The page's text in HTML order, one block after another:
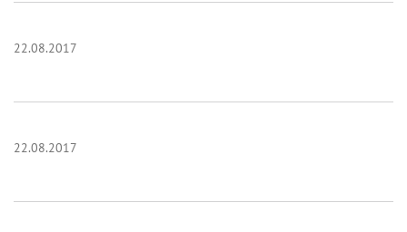
22.08.2017
22.08.2017